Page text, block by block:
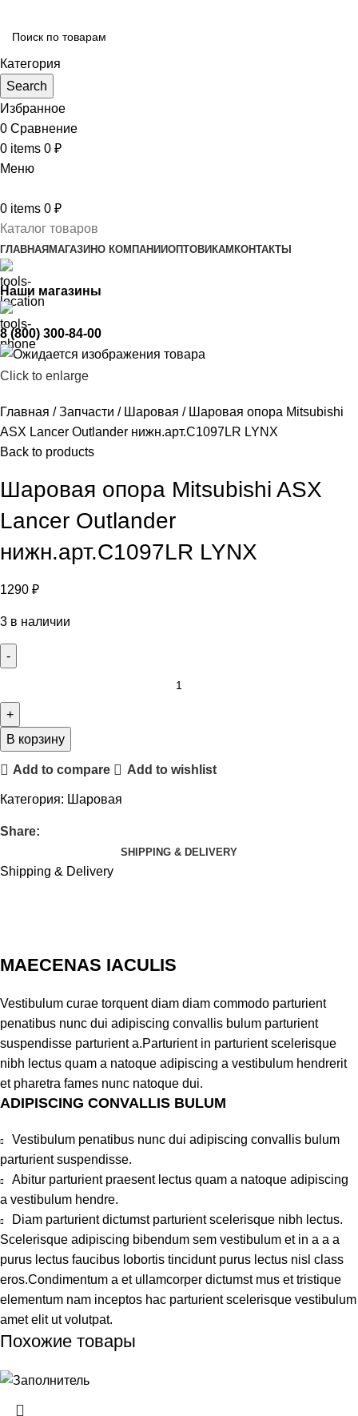
Категория
Search
Избранное
0 Сравнение
0 items 0 ₽
Меню
0 items 0 ₽
Каталог товаров
ГЛАВНАЯ МАГАЗИНО КОМПАНИИОПТОВИКАМ КОНТАКТЫ
Наши магазины
8 (800) 300-84-00
Click to enlarge
Главная Запчасти Шаровая
Шаровая опора Mitsubishi
ASX Lancer Outlander нижн.арт.C1097LR LYNX
Back to products
Шаровая опора Mitsubishi ASX
Lancer Outlander
нижн.арт.C1097LR LYNX
1290 ₽
3 в наличии
В корзину
Add to compare Add to wishlist
Категория: Шаровая
Share:
SHIPPING & DELIVERY
Shipping & Delivery
MAECENAS IACULIS
Vestibulum curae torquent diam diam commodo parturient
penatibus nunc dui adipiscing convallis bulum parturient
suspendisse parturient a.Parturient in parturient scelerisque
nibh lectus quam a natoque adipiscing a vestibulum hendrerit
et pharetra fames nunc natoque dui.
ADIPISCING CONVALLIS BULUM
Vestibulum penatibus nunc dui adipiscing convallis bulum
parturient suspendisse.
Abitur parturient praesent lectus quam a natoque adipiscing
a vestibulum hendre.
Diam parturient dictumst parturient scelerisque nibh lectus.
Scelerisque adipiscing bibendum sem vestibulum et in a a a
purus lectus faucibus lobortis tincidunt purus lectus nisl class
eros.Condimentum a et ullamcorper dictumst mus et tristique
elementum nam inceptos hac parturient scelerisque vestibulum
amet elit ut volutpat.
Похожие товары